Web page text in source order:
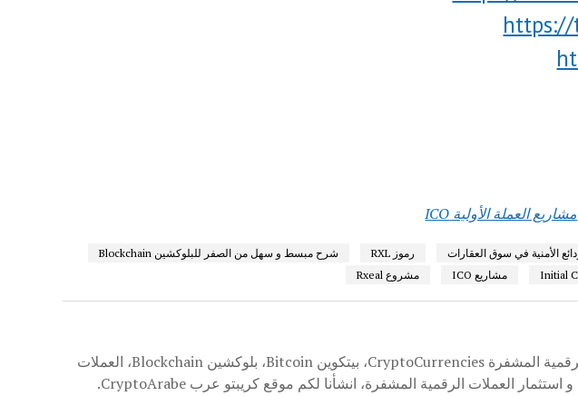
مشاريع العملة الأولية ICO
الأمنية في سوق العقارات رموز RXL
شرح مبسط و سهل من الصفر للبلوكشين Blockchain
مشاريع ICO مشروع Rxeal
بمعرفة واسعة في مجال العملة الرقمية المشفرة CryptoCurrencies، بيتكوين Bitcoin، بلوكشين Blockchain، العملات